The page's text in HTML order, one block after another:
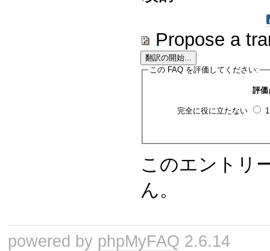
Propose a
この FAQ を評価してください:
評価
完全に役に立たない
このエントリ
ん。
powered by phpMyFAQ 2.6.14